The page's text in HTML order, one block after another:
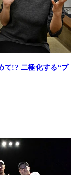
て!? 二極化する“プ